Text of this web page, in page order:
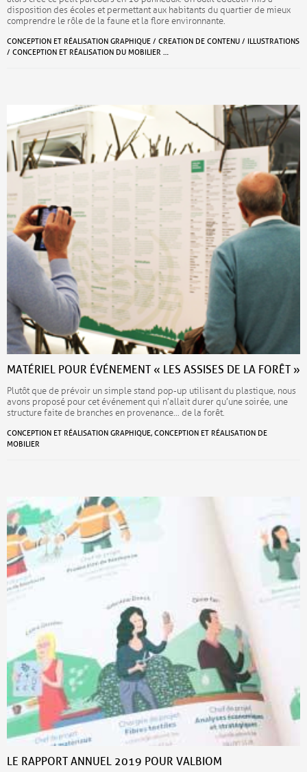
disposition des écoles et permettant aux habitants du quartier de mieux
comprendre le rôle de la faune et la flore environnante.
CONCEPTION ET RÉALISATION GRAPHIQUE / CREATION DE CONTENU / ILLUSTRATIONS
/ CONCEPTION ET RÉALISATION DU MOBILIER …
MATÉRIEL POUR ÉVÉNEMENT « LES ASSISES DE LA FORÊT »
Plutôt que de prévoir un simple stand pop-up utilisant du plastique, nous
avons proposé pour cet événement qui n’allait durer qu’une soirée, une
structure faite de branches en provenance… de la forêt.
CONCEPTION ET RÉALISATION GRAPHIQUE, CONCEPTION ET RÉALISATION DE
MOBILIER
LE RAPPORT ANNUEL 2019 POUR VALBIOM